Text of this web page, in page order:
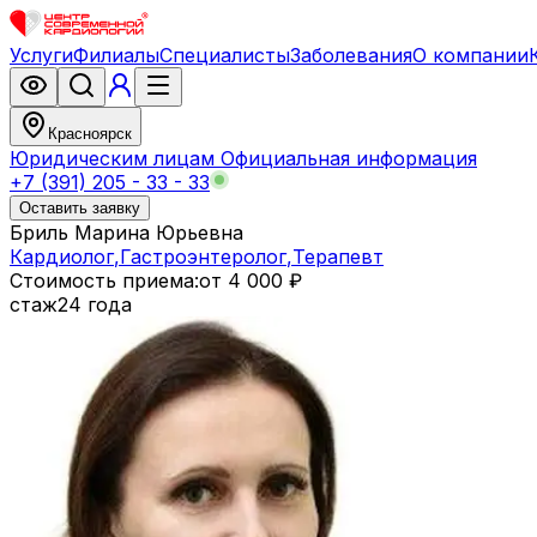
УслугиФилиалыСпециалистыЗаболеванияО компании
Красноярск
Юридическим лицам Официальная информация
+7 (391) 205 - 33 - 33
Оставить заявку
Бриль Марина Юрьевна
Кардиолог,Гастроэнтеролог,Терапевт
Стоимость приема:от 4 000 ₽
стаж24 года